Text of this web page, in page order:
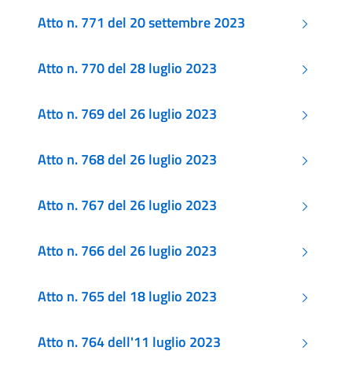
Atto n. 771 del 20 settembre 2023
Atto n. 770 del 28 luglio 2023
Atto n. 769 del 26 luglio 2023
Atto n. 768 del 26 luglio 2023
Atto n. 767 del 26 luglio 2023
Atto n. 766 del 26 luglio 2023
Atto n. 765 del 18 luglio 2023
Atto n. 764 dell'11 luglio 2023